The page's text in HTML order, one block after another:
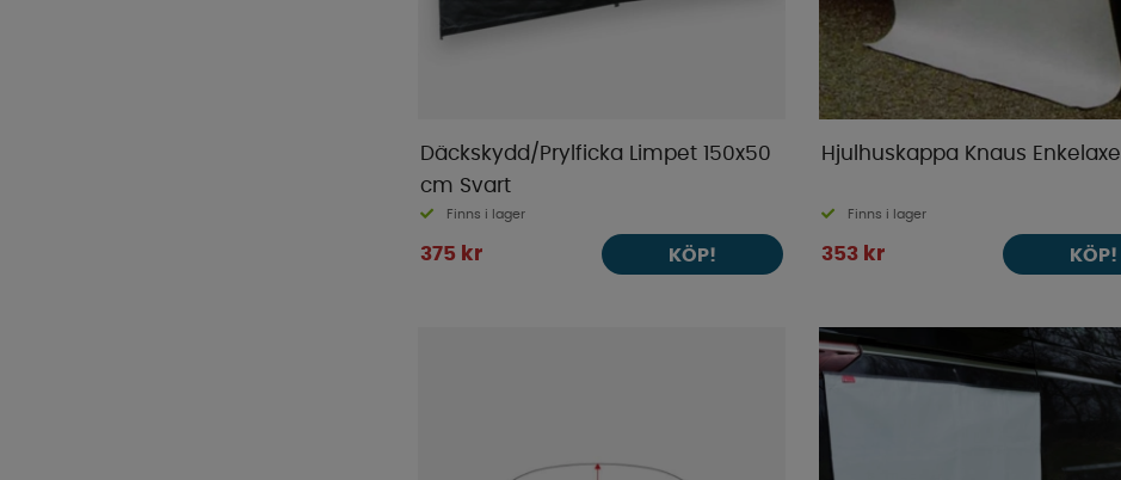
Däckskydd/Prylficka Limpet 150x50
cm Svart
Finns i lager
375 kr KÖP!
Hjulhuskappa Knaus Enkelaxel
Finns i lager
353 kr KÖP!